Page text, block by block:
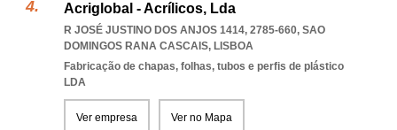
Acriglobal - Acrílicos, Lda
R JOSÉ JUSTINO DOS ANJOS 1414, 2785-660, SAO
DOMINGOS RANA CASCAIS, LISBOA
Fabricação de chapas, folhas, tubos e perfis de plástico
LDA
Ver empresa Ver no Mapa